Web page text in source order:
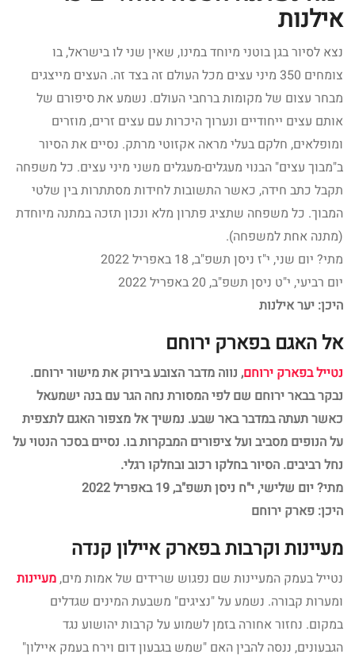
אילנות
נצא לסיור בגן בוטני מיוחד במינו, שאין שני לו בישראל, בו
צומחים 350 מיני עצים מכל העולם זה בצד זה. העצים מייצגים
מבחר עצום של מקומות ברחבי העולם. נשמע את סיפורם של
אותם עצים ייחודיים ונערוך היכרות עם עצים זרים, מוזרים
ומופלאים, חלקם בעלי מראה אקזוטי מרתק. נסיים את הסיור
ב"מבוך עצים" הבנוי מעגלים-מעגלים משני מיני עצים. כל משפחה
תקבל כתב חידה, כאשר התשובות לחידות מסתתרות בין שלטי
המבוך. כל משפחה שתציג פתרון מלא ונכון תזכה במתנה מיוחדת
(מתנה אחת למשפחה).
מתי? יום שני, י"ז ניסן תשפ"ב, 18 באפריל 2022
יום רביעי, י"ט ניסן תשפ"ב, 20 באפריל 2022
היכן: יער אילנות
אל האגם בפארק ירוחם
נטייל בפארק ירוחם, נווה מדבר הצובע בירוק את מישור ירוחם.
נבקר בבאר ירוחם שם לפי המסורת נחה הגר עם בנה ישמעאל
כאשר תעתה במדבר באר שבע. נמשיך אל מצפור האגם לתצפית
על הנופים מסביב ועל ציפורים המבקרות בו. נסיים בסכר הנטוי על
נחל רביבים. הסיור בחלקו רכוב ובחלקו רגלי.
מתי? יום שלישי, י"ח ניסן תשפ"ב, 19 באפריל 2022
היכן: פארק ירוחם
מעיינות וקרבות בפארק איילון קנדה
נטייל בעמק המעיינות שם נפגוש שרידים של אמות מים,מעיינות
ומערות קבורה. נשמע על "נציגים" משבעת המינים שגדלים
במקום. נחזור אחורה בזמן לשמוע על קרבות יהושוע נגד
הגבעונים, ננסה להבין האם "שמש בגבעון דום וירח בעמק איילון"